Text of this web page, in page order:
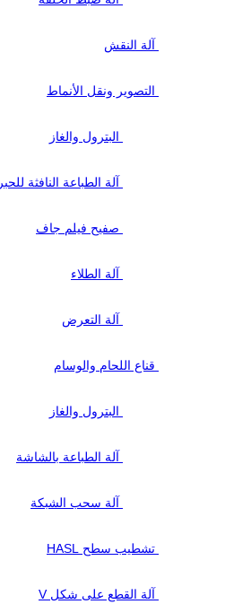
آلة النقش
التصوير ونقل الأنماط
البترول والغاز
آلة الطباعة النافثة للحبر
صفيح فيلم جاف
آلة الطلاء
آلة التعرض
قناع اللحام والوسام
البترول والغاز
آلة الطباعة بالشاشة
آلة سحب الشبكة
تشطيب سطح HASL
آلة القطع على شكل V